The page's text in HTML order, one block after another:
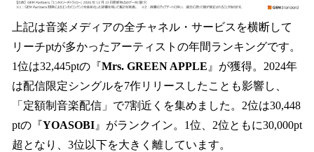
上記は音楽メディアの全チャネル・サービスを横断して
リーチptが多かったアーティストの年間ランキングです。
1位は32,445ptの『Mrs. GREEN APPLE 』が獲得。2024年
は配信限定シングルを7作リリースしたことも影響し、
「定額制音楽配信」で7割近くを集めました。2位は30,448
ptの『YOASOBI 』がランクイン。1位、2位ともに30,000pt
超となり、3位以下を大きく離しています。